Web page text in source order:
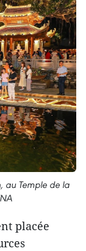
au Temple de la
placée